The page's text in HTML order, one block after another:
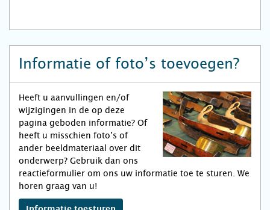
Informatie of foto’s toevoegen?
Heeft u aanvullingen en/of
wijzigingen in de op deze
pagina geboden informatie? Of
heeft u misschien foto’s of
ander beeldmateriaal over dit
onderwerp? Gebruik dan ons
reactieformulier om ons uw informatie toe te sturen. We
horen graag van u!